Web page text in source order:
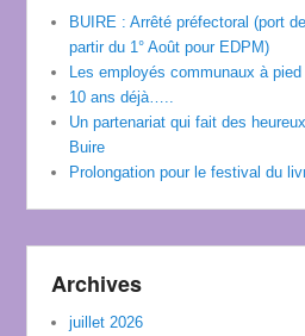
BUIRE : Arrêté préfectoral (port
partir du 1° Août pour EDPM)
Les employés communaux à
10 ans déjà…..
Un partenariat qui fait des
Buire
Prolongation pour le festival du
Archives
juillet 2026